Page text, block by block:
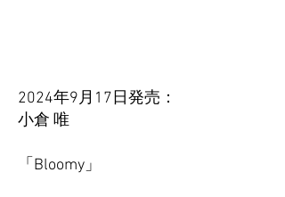
2024年9月17日発売：
小倉 唯
「Bloomy」